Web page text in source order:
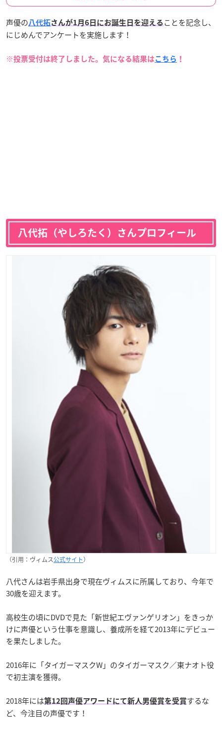
声優の 八代拓さんが1月6日にお誕生日 を迎える ことを記念し、
にじめんでアンケートを実施します！
※投票受付は終了しました。気になる結果は こちら ！
八代拓（やしろたく）さんプロフィール
（引用：ヴィムス公式サイト）
八代さんは岩手県出身で現在ヴィムスに所属しており、今年で
30歳を迎えます。
高校生の頃にDVDで見た「新世紀エヴァンゲリオン」をきっか
けに声優という仕事を意識し、養成所を経て2013年にデビュー
を果たしました。
2016年に「タイガーマスクW」のタイガーマスク／東ナオト役
で初主演を獲得。
2018年には第12回声優アワードにて新人男優賞を受賞するな
ど、今注目の声優です！